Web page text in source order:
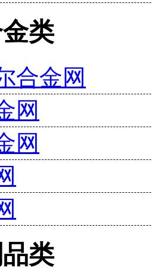
类
合金网
网
网
类